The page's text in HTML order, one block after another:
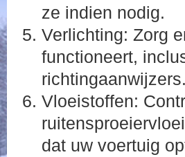
ze indien nodig.
Verlichting: Zorg
functioneert,
richtingaanwijzers.
Vloeistoffen:
dat uw voertuig